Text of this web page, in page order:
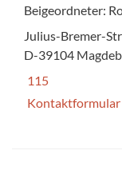
Beigeordneter:
Julius-Bremer-
D-39104
115
Kontaktformular